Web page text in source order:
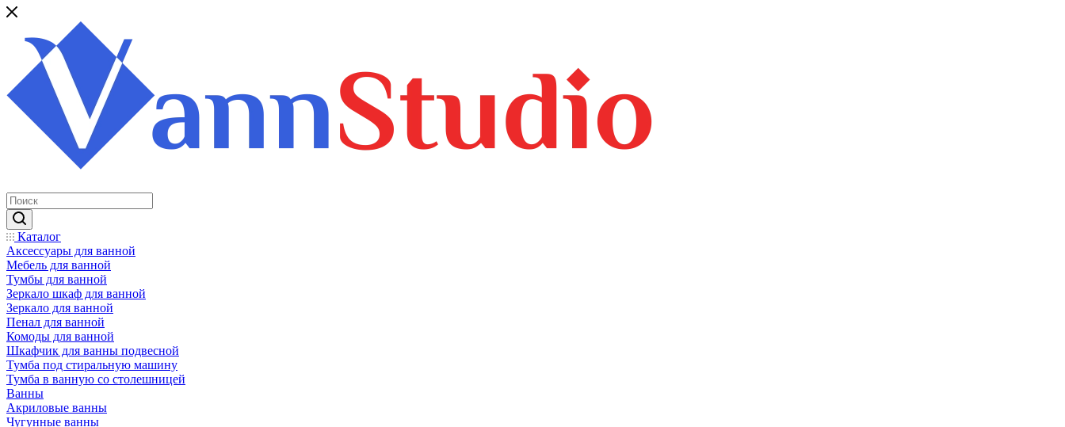
Каталог
Аксессуары для ванной
Мебель для ванной
Тумбы для ванной
Зеркало шкаф для ванной
Зеркало для ванной
Пенал для ванной
Комоды для ванной
Шкафчик для ванны подвесной
Тумба под стиральную машину
Тумба в ванную со столешницей
Ванны
Акриловые ванны
Чугунные ванны